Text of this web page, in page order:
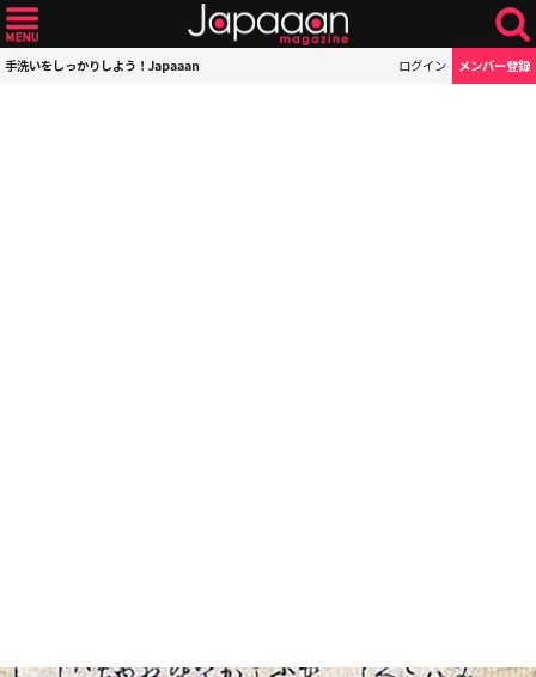
手洗いをしっかりしよう！Japaaan ログイン メンバー登録